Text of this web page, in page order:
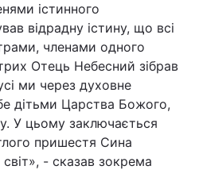
Погода
Регіони
Статті
істинного
відрадну істину, що всі
членами одного
Отець Небесний зібрав
ми через духовне
дітьми Царства Божого,
У цьому заключається
пришестя Сина
- сказав зокрема